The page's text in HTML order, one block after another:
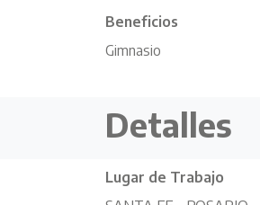
Beneficios
Gimnasio
Detalles
Lugar de Trabajo